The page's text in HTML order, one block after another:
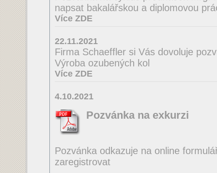
napsat bakalářskou a diplomovou
Více ZDE
22.11.2021
Firma Schaeffler si Vás dovoluje
Výroba ozubených kol
Více ZDE
4.10.2021
Pozvánka na exkurzi
Pozvánka odkazuje na online
zaregistrovat